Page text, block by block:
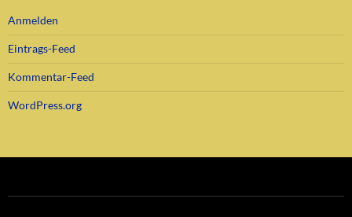
Anmelden
Eintrags-Feed
Kommentar-Feed
WordPress.org